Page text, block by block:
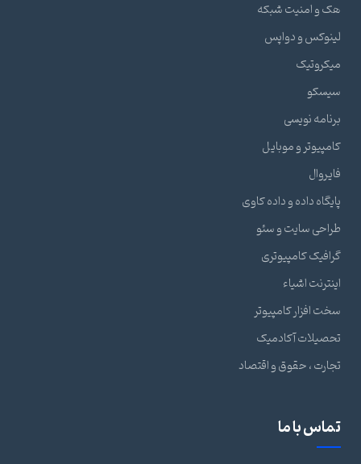
هک و امنیت شبکه
لینوکس و دواپس
میکروتیک
سیسکو
برنامه نویسی
کامپیوتر و موبایل
فایروال
پایگاه داده و داده کاوی
طراحی سایت و سئو
گرافیک کامپیوتری
اینترنت اشیاء
سخت افزار کامپیوتر
تحصیلات آکادمیک
تجارت ، حقوق و اقتصاد
تماس با ما